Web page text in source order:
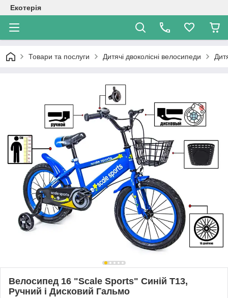
Екотерія
Товари та послуги Дитячі двоколісні велосипеди
Велосипед 16 "Scale Sports" Синій T13,
Ручний і Дисковий Гальмо